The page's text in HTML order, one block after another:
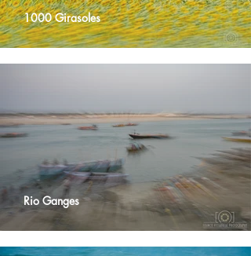
1000 Girasoles
Rio Ganges